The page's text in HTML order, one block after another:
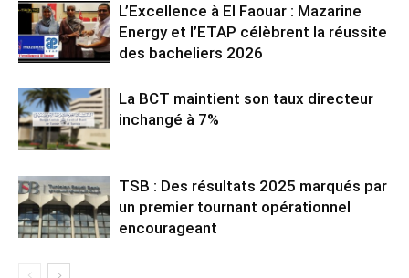
L’Excellence à El Faouar : Mazarine
Energy et l’ETAP célèbrent la réussite
des bacheliers 2026
La BCT maintient son taux directeur
inchangé à 7%
TSB : Des résultats 2025 marqués par
un premier tournant opérationnel
encourageant